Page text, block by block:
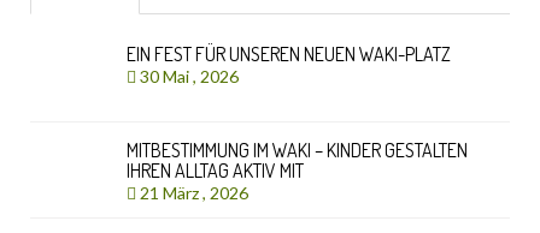
EIN FEST FÜR UNSEREN NEUEN WAKI-PLATZ
30 Mai , 2026
MITBESTIMMUNG IM WAKI – KINDER GESTALTEN
IHREN ALLTAG AKTIV MIT
21 März , 2026